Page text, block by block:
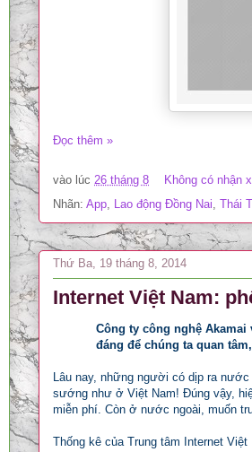
Đọc thêm »
vào lúc 26 tháng 8
Không có nhận
Nhãn: App Lao động Đồng Nai Thái
Thứ Ba, 19 tháng 8, 2014
Internet Việt Nam:
Công ty công nghệ
đáng để chúng ta quan
Lâu nay, những người có dịp ra
sướng như ở Việt Nam! Đúng vậy,
miễn phí. Còn ở nước ngoài, muốn
Thống kê của Trung tâm Internet